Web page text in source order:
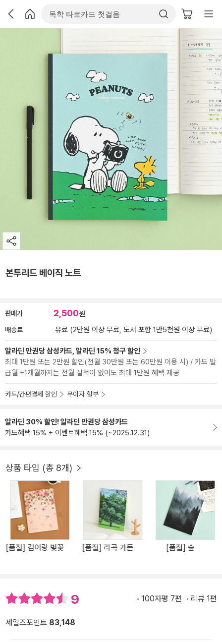
본투리드 베이직 노트
판매가 2,500원
배송료 유료 (2만원 이상 무료, 도서 포함 1만5천원 이상 무료)
알라딘 만권당 삼성카드, 알라딘 15% 청구 할인
최대 1만원 또는 2만원 할인(전월 30만원 또는 60만원 이용 시) / 카드 발
급월 +1개월까지는 전월 실적이 없어도 최대 1만원 혜택 제공
카드/간편결제 할인 무이자 할부
알라딘 30% 할인! 알라딘 만권당 삼성카드
카드혜택 15% + 이벤트혜택 15% (~2025.12.31)
상품 타입 (총 8개)
[품절] 김이랑 벚꽃 [품절] 리곡 가든 [품절] 숲
9 100자평 7편 리뷰 1편
세일즈포인트 83,148